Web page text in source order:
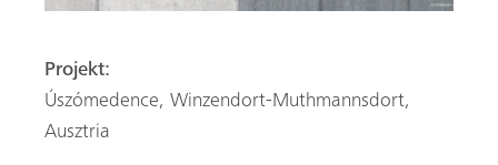
Projekt:
Úszómedence, Winzendort-Muthmannsdort,
Ausztria